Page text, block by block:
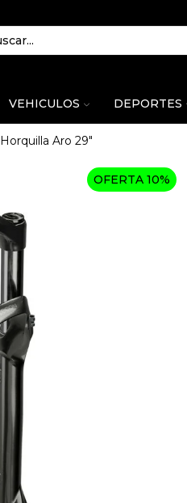
VEHICULOS DEPORTES
Horquilla Aro 29"
OFERTA 10%